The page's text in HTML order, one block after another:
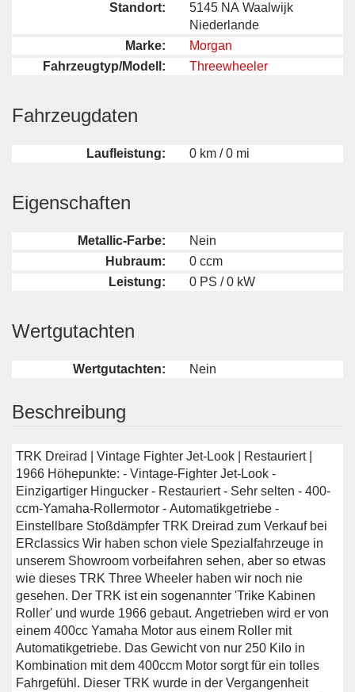
Standort:
5145 NA Waalwijk
Niederlande
Marke:
Morgan
Fahrzeugtyp/Modell:
Threewheeler
Fahrzeugdaten
Laufleistung: 0 km / 0 mi
Eigenschaften
Metallic-Farbe:
Nein
Hubraum:
0 ccm
Leistung:
0 PS / 0 kW
Wertgutachten
Wertgutachten: Nein
Beschreibung
TRK Dreirad | Vintage Fighter Jet-Look | Restauriert |
1966 Höhepunkte: - Vintage-Fighter Jet-Look -
Einzigartiger Hingucker - Restauriert - Sehr selten - 400-
ccm-Yamaha-Rollermotor - Automatikgetriebe -
Einstellbare Stoßdämpfer TRK Dreirad zum Verkauf bei
ERclassics Wir haben schon viele Spezialfahrzeuge in
unserem Showroom vorbeifahren sehen, aber so etwas
wie dieses TRK Three Wheeler haben wir noch nie
gesehen. Der TRK ist ein sogenannter 'Trike Kabinen
Roller' und wurde 1966 gebaut. Angetrieben wird er von
einem 400cc Yamaha Motor aus einem Roller mit
Automatikgetriebe. Das Gewicht von nur 250 Kilo in
Kombination mit dem 400ccm Motor sorgt für ein tolles
Fahrgefühl. Dieser TRK wurde in der Vergangenheit